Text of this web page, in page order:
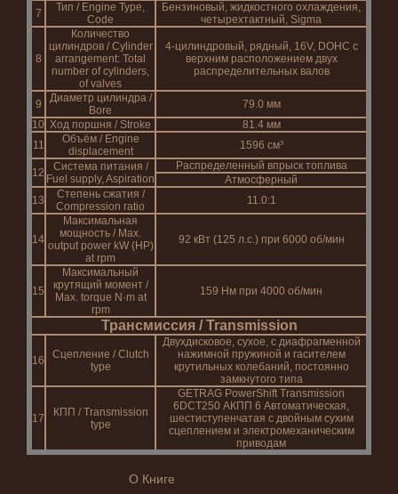
7
Тип / Engine Type,
Code
Бензиновый, жидкостного охлаждения,
четырехтактный, Sigma
8
Количество
цилиндров / Cylinder
arrangement: Total
number of cylinders,
of valves
4-цилиндровый, рядный, 16V, DOHC с
верхним расположением двух
распределительных валов
9
Диаметр цилиндра /
Bore
79.0 мм
10 Ход поршня / Stroke
81.4 мм
11
Объём / Engine
displacement
1596 см³
12
Система питания /
Fuel supply, Aspiration
Распределенный впрыск топлива
Атмосферный
13
Степень сжатия /
Compression ratio
11.0:1
14
Максимальная
мощность / Max.
output power kW (HP)
at rpm
92 кВт (125 л.с.) при 6000 об/мин
15
Максимальный
крутящий момент /
Max. torque N·m at
rpm
159 Нм при 4000 об/мин
Трансмиссия / Transmission
16
Сцепление / Clutch
type
Двухдисковое, сухое, с диафрагменной
нажимной пружиной и гасителем
крутильных колебаний, постоянно
замкнутого типа
17
КПП / Transmission
type
GETRAG PowerShift Transmission
6DСТ250 АКПП 6 Автоматическая,
шестиступенчатая с двойным сухим
сцеплением и электромеханическим
приводам
О Книге